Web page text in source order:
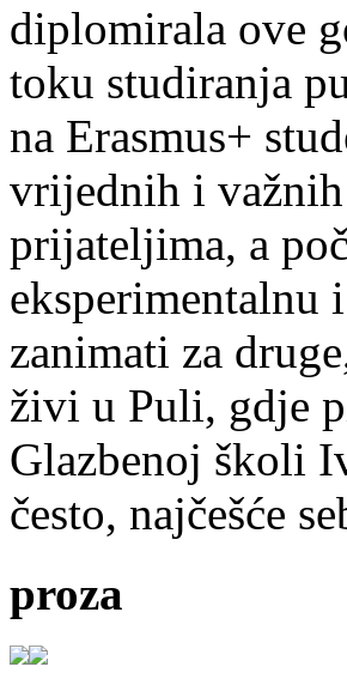
diplomirala ove
toku studiranja
na Erasmus+
vrijednih i
prijateljima, a
eksperimentalnu
zanimati za
živi u Puli, gdje
Glazbenoj školi
često, najčešće
proza